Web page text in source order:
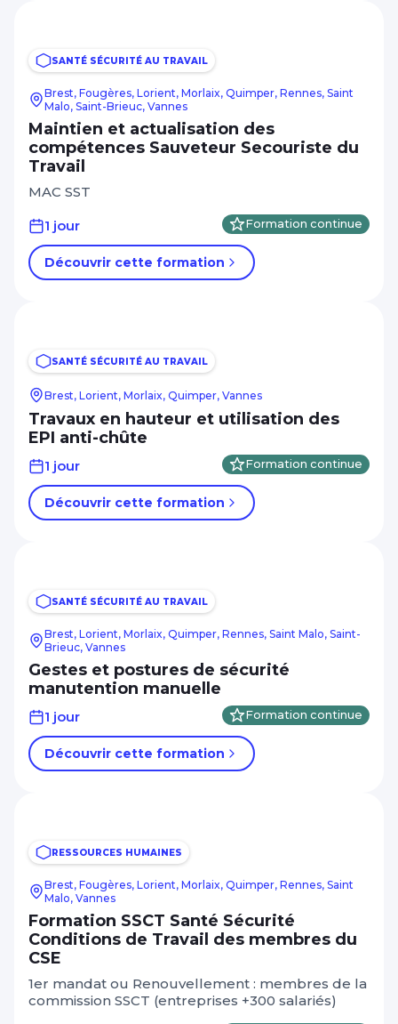
SANTÉ SÉCURITÉ AU TRAVAIL
Brest, Fougères, Lorient, Morlaix, Quimper, Rennes, Saint
Malo, Saint-Brieuc, Vannes
Maintien et actualisation des
compétences Sauveteur Secouriste du
Travail
MAC SST
1 jour
Formation continue
Découvrir cette formation
SANTÉ SÉCURITÉ AU TRAVAIL
Brest, Lorient, Morlaix, Quimper, Vannes
Travaux en hauteur et utilisation des
EPI anti-chûte
1 jour Formation continue
Découvrir cette formation
SANTÉ SÉCURITÉ AU TRAVAIL
Brest, Lorient, Morlaix, Quimper, Rennes, Saint Malo, Saint-
Brieuc, Vannes
Gestes et postures de sécurité
manutention manuelle
1 jour Formation continue
Découvrir cette formation
RESSOURCES HUMAINES
Brest, Fougères, Lorient, Morlaix, Quimper, Rennes, Saint
Malo, Vannes
Formation SSCT Santé Sécurité
Conditions de Travail des membres du
CSE
1er mandat ou Renouvellement : membres de la
commission SSCT (entreprises +300 salariés)